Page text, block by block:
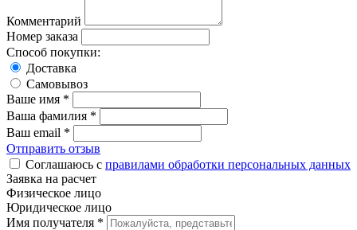
Комментарий
Номер заказа
Способ покупки:
Доставка
Самовывоз
Ваше имя *
Ваша фамилия *
Ваш email *
Отправить отзыв
Соглашаюсь с правилами обработки персональных данных
Заявка на расчет
Физическое лицо
Юридическое лицо
Имя получателя *